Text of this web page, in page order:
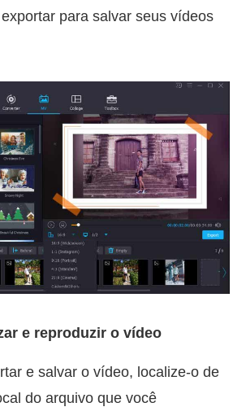
para salvar seus vídeos
e reproduzir o vídeo
e salvar o vídeo, localize-o de
do arquivo que você